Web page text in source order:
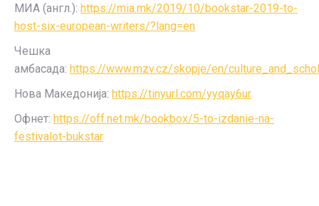
МИА (англ.): https://mia.mk/2019/10/bookstar-2019-to-
host-six-european-writers/?lang=en
Чешка
амбасада: https://www.mzv.cz/skopje/en/
Нова Македонија: https://tinyurl.com/yyqay6ur
Офнет: https://off.net.mk/bookbox/5-to-izdanie-na-
festivalot-bukstar